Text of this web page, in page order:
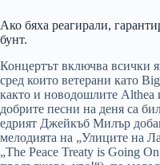
Ако бяха реагирали,
бунт.
Концертът включва всички
сред които ветерани като
както и новодошлите
добрите песни на деня са
едрият Джейкъб Милър
мелодията на „Улиците на
„The Peace Treaty is Going